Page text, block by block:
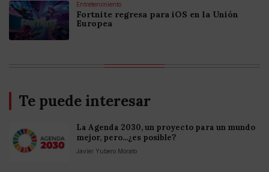
Entretenimiento
Fortnite regresa para iOS en la Unión
Europea
Te puede interesar
La Agenda 2030, un proyecto para un mundo
mejor, pero...¿es posible?
Javier Yubero Morato